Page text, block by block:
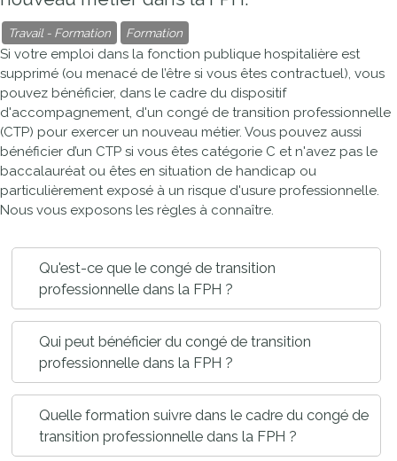
Travail - Formation Formation
Si votre emploi dans la fonction publique hospitalière est
supprimé (ou menacé de l’être si vous êtes contractuel), vous
pouvez bénéficier, dans le cadre du dispositif
d'accompagnement, d'un congé de transition professionnelle
(CTP) pour exercer un nouveau métier. Vous pouvez aussi
bénéficier d’un CTP si vous êtes catégorie C et n'avez pas le
baccalauréat ou êtes en situation de handicap ou
particulièrement exposé à un risque d'usure professionnelle.
Nous vous exposons les règles à connaître.
Qu'est-ce que le congé de transition
professionnelle dans la FPH ?
Qui peut bénéficier du congé de transition
professionnelle dans la FPH ?
Quelle formation suivre dans le cadre du congé de
transition professionnelle dans la FPH ?